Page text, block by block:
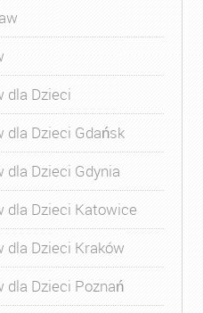
dla Dzieci
dla Dzieci Gdańsk
Dzieci Gdynia
dla Dzieci Katowice
dla Dzieci Kraków
dla Dzieci Poznań